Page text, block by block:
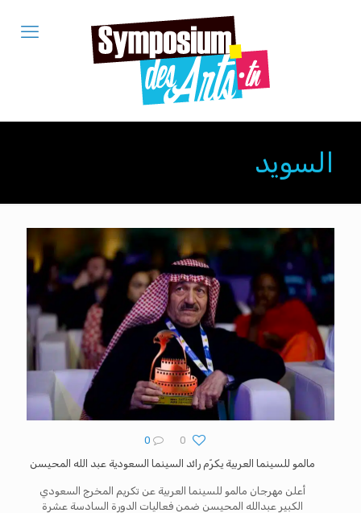
السويد
0
0
مالمو للسينما العربية يكرّم رائد السينما السعودية عبد الله المحيسن
أعلن مهرجان مالمو للسينما العربية عن تكريم المخرج السعودي
الكبير عبدالله المحيسن ضمن فعاليات الدورة السادسة عشرة